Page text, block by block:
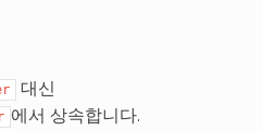
대신
에서 상속합니다.